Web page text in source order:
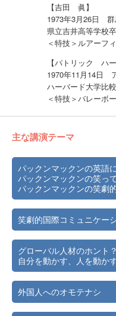
【吉田 眞】
1973年3月26日 群
県立吉井高等学校
＜特技＞ルアーフ
【パトリック ハー
1970年11月14日
ハーバード大学比
＜特技＞バレーボ
主な講演テーマ
パックンマックンの英語
パックンマックンの笑っ
パックンマックンの笑劇
笑劇的国際コミュニケー
グローバル人材のホント
自分を動かす、人を動か
外国人へのオモテナシ